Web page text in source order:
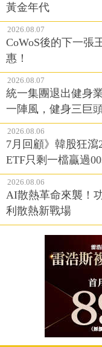
黃金年代
2026.08.07
CoWoS後的下一張
惠！
2026.08.07
統一集團退出健身
一陣風，健身三巨
2026.08.06
7月回顧》韓股狂
ETF只剩一檔贏過
2026.08.06
AI散熱革命來襲！
利散熱新戰場